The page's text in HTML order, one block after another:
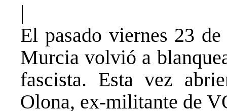
|
El pasado viernes 23
Murcia volvió a
fascista. Esta vez
Olona, ex-militante de